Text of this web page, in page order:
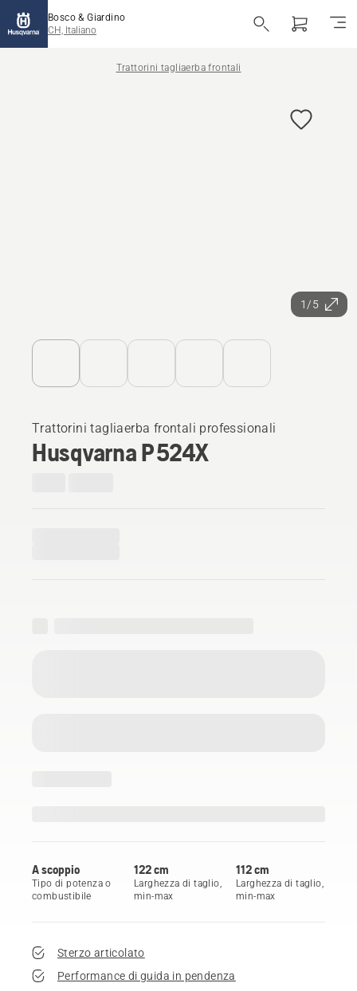
Bosco & Giardino
CH, Italiano
Trattorini tagliaerba frontali
1/5
Trattorini tagliaerba frontali professionali
Husqvarna P 524X
A scoppio
Tipo di potenza o
combustibile
122 cm
Larghezza di taglio,
min-max
112 cm
Larghezza di taglio,
min-max
Sterzo articolato
Performance di guida in pendenza